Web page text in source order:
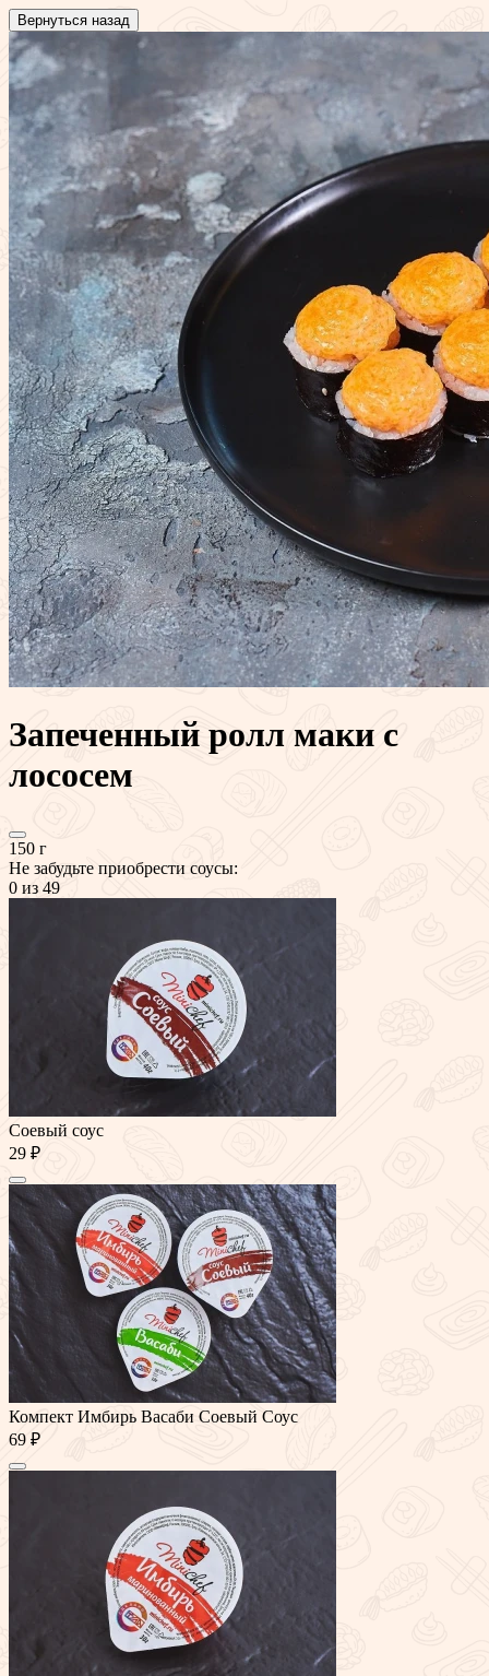
Вернуться назад
Запеченный ролл маки с
лососем
150 г
Не забудьте приобрести соусы:
0 из 49
Соевый соус
29 ₽
Компект Имбирь Васаби Соевый Соус
69 ₽